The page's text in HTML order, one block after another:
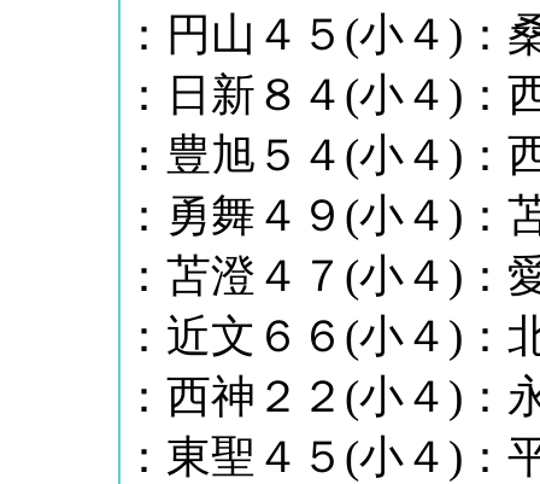
：円山４５(小４)：
：日新８４(小４)：
：豊旭５４(小４)：
：勇舞４９(小４)：
：苫澄４７(小４)：
：近文６６(小４)：
：西神２２(小４)：
：東聖４５(小４)：